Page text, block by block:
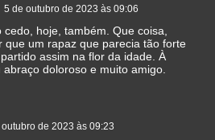
5 de outubro de 2023 às 09:06
cedo, hoje, também. Que coisa,
que um rapaz que parecia tão forte
assim na flor da idade. À
doloroso e muito amigo.
de 2023 às 09:23